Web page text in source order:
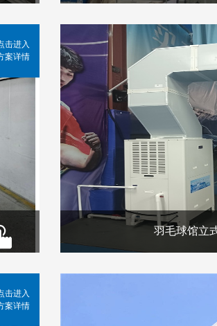
击进入
案详情
羽毛球馆立
击进入
案详情